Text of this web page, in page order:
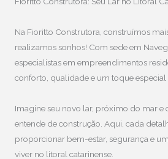
Na Fioritto Construtora, construímos
realizamos sonhos! Com sede em
especialistas em empreendimentos
conforto, qualidade e um toque
Imagine seu novo lar, próximo do mar
entende de construção. Aqui, cada
proporcionar bem-estar, segurança e
viver no litoral catarinense.